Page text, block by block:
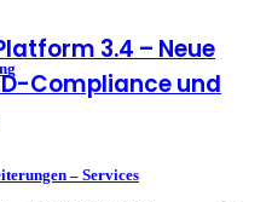
– Services
3.4 – Neue
Compliance und